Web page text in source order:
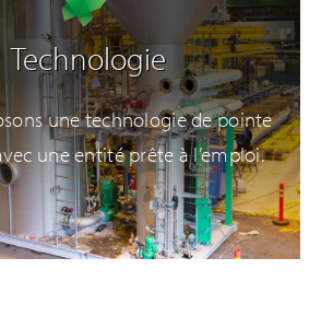
Technologie
une technologie de pointe
une entité prête à l’emploi.